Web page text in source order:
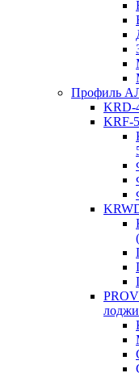
Профиль
KRD-
KRF-